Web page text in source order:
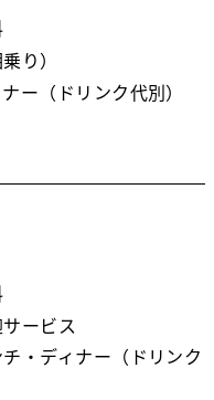
り）
ー（ドリンク代別）
ービス
・ディナー（ドリンク